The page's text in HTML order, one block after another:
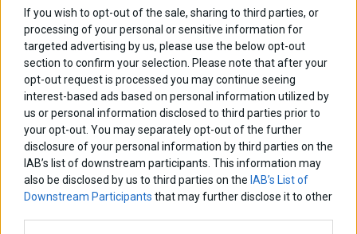
If you wish to opt-out of the sale, sharing to third parties, or
processing of your personal or sensitive information for
targeted advertising by us, please use the below opt-out
section to confirm your selection. Please note that after your
opt-out request is processed you may continue seeing
interest-based ads based on personal information utilized by
us or personal information disclosed to third parties prior to
your opt-out. You may separately opt-out of the further
disclosure of your personal information by third parties on the
IAB’s list of downstream participants. This information may
also be disclosed by us to third parties on the IAB’s List of
Downstream Participants that may further disclose it to other
Χρηματιστήριο: Δεύτερη ημέρα πτώσης με τζίρο €320
εκατ.